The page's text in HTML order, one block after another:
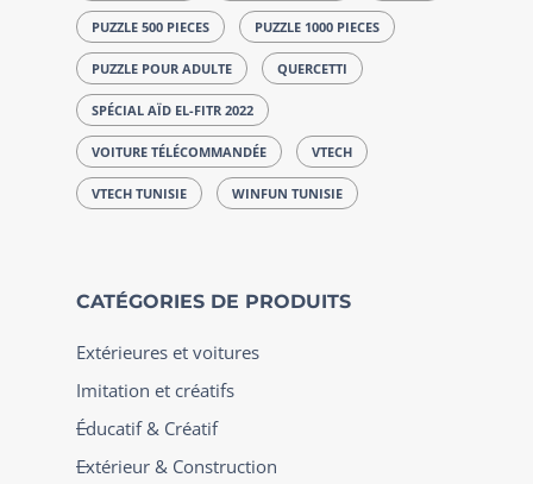
PUZZLE 500 PIECES PUZZLE 1000 PIECES
PUZZLE POUR ADULTE QUERCETTI
SPÉCIAL AÏD EL-FITR 2022
VOITURE TÉLÉCOMMANDÉE VTECH
VTECH TUNISIE WINFUN TUNISIE
CATÉGORIES DE PRODUITS
Extérieures et voitures
Imitation et créatifs
Éducatif & Créatif
Extérieur & Construction